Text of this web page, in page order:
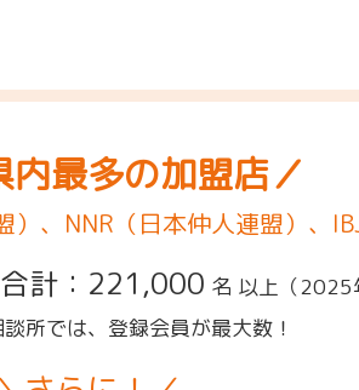
内最多の加盟店／
）、NNR（日本仲人連盟）、
合計：221,000 名 以上 （2025
所では、登録会員が最大数！